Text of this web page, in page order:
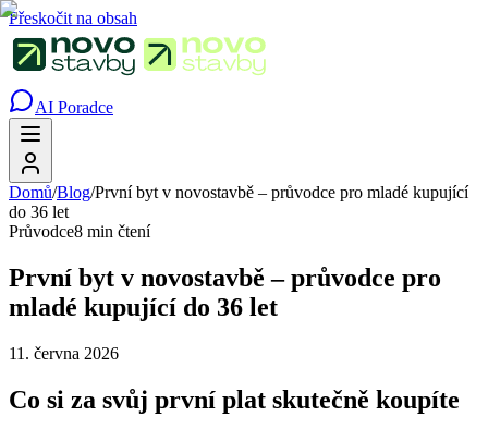
Přeskočit na obsah
AI Poradce
Domů/Blog/První byt v novostavbě – průvodce pro mladé kupující
do 36 let
Průvodce8 min čtení
První byt v novostavbě – průvodce pro
mladé kupující do 36 let
11. června 2026
Co si za svůj první plat skutečně koupíte